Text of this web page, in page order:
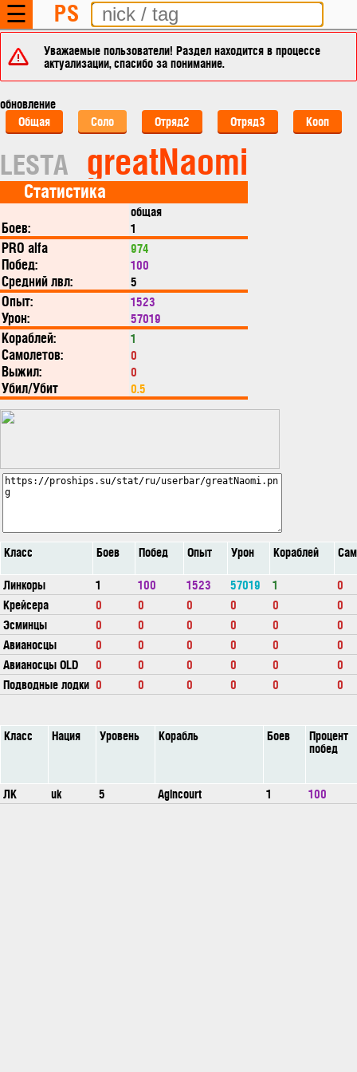
☰ PS
Уважаемые пользователи! Раздел находится в процессе
актуализации, спасибо за понимание.
обновление
Общая
Соло Отряд2 Отряд3 Кооп
LESTA greatNaomi
Статистика
общая
Боев: 1
PRO alfa 974
Побед: 100
Средний лвл: 5
Опыт: 1523
Урон: 57019
Кораблей: 1
Самолетов: 0
Выжил: 0
Убил/Убит 0.5
Класс Боев Побед Опыт Урон Кораблей
Линкоры
1 100 1523 57019 1
0
Крейсера
0 0 0 0 0
0
Эсминцы
0 0 0 0 0
0
Авианосцы
0 0 0 0 0
0
Авианосцы OLD
0 0 0 0 0
0
Подводные лодки 0 0 0 0 0 0
Класс Нация Уровень Корабль Боев Процент
побед
ЛК uk 5 Agincourt 1 100